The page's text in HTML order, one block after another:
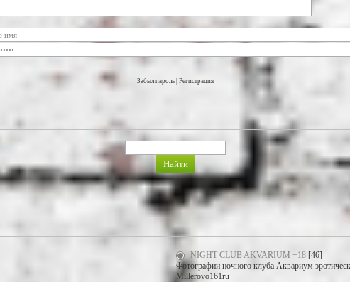
Забыл пароль Регистрация
NIGHT CLUB AKVARIUM +18 [46]
Фотографии ночного клуба Аквариум
Millerovo161ru